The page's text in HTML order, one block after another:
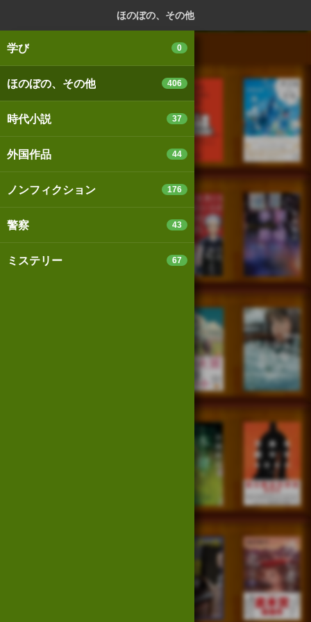
ほのぼの、その他
学び 0
ほのぼの、その他 406
時代小説 37
外国作品 44
ノンフィクション 176
警察 43
ミステリー 67
パソコン版
個人情報保護基本方針
Cookie等の利用に関するガイドライン
サイトアクセス情報の取得について
法人・プレスお問い合わせ 運営会社